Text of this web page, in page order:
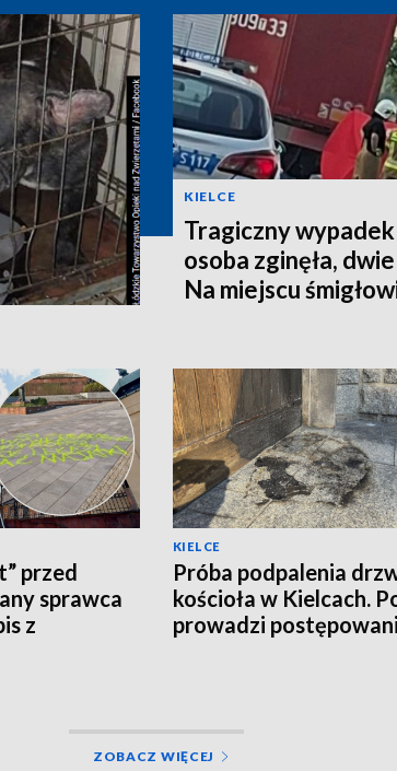
KIELCE
Tragiczny
osoba zginęła,
Na miejscu
przed
sprawca
z
KIELCE
Próba podpalenia
kościoła w Kielcach.
prowadzi
ZOBACZ WIĘCEJ